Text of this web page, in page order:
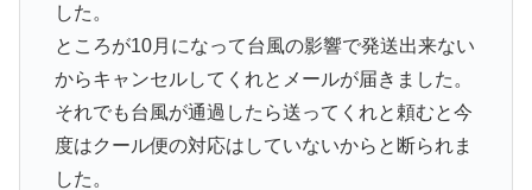
した。
ところが10月になって台風の影響で発送出来ない
からキャンセルしてくれとメールが届きました。
それでも台風が通過したら送ってくれと頼むと今
度はクール便の対応はしていないからと断られま
した。